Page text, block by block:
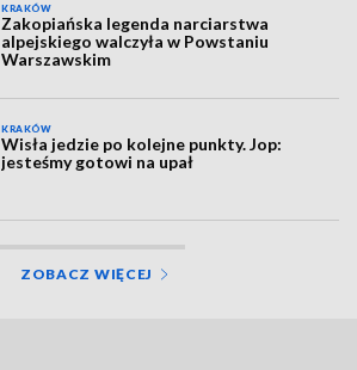
KRAKÓW
Zakopiańska legenda narciarstwa
alpejskiego walczyła w Powstaniu
Warszawskim
KRAKÓW
Wisła jedzie po kolejne punkty. Jop:
jesteśmy gotowi na upał
ZOBACZ WIĘCEJ